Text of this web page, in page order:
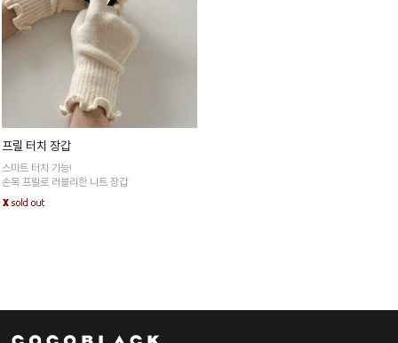
프릴 터치 장갑
스마트 터치 가능!
손목 프릴로 러블리한 니트 장갑